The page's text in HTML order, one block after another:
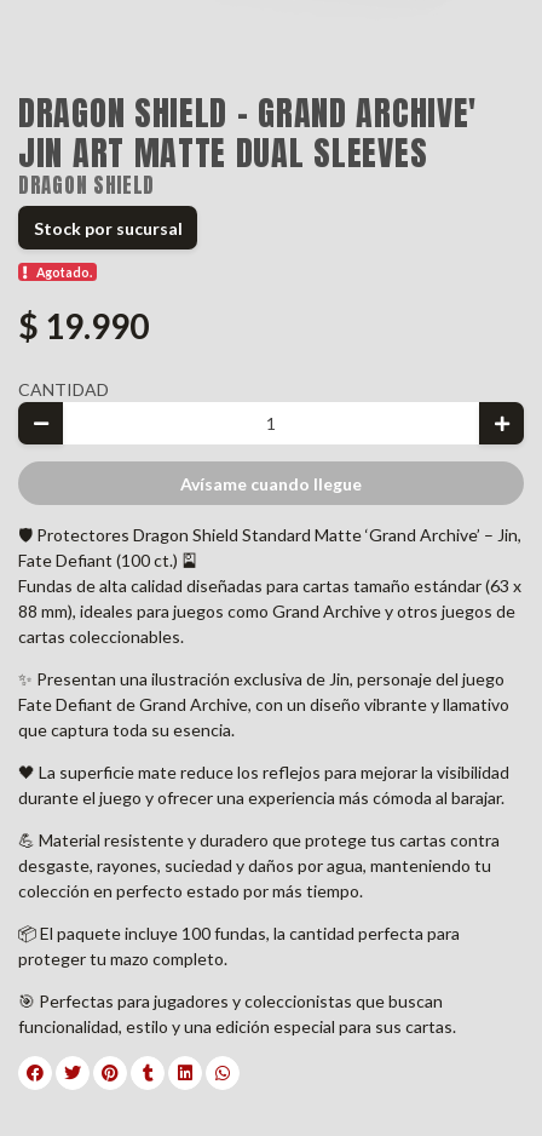
DRAGON SHIELD - GRAND ARCHIVE'
JIN ART MATTE DUAL SLEEVES
DRAGON SHIELD
Stock por sucursal
Agotado.
$ 19.990
CANTIDAD
Avísame cuando llegue
🛡️ Protectores Dragon Shield Standard Matte ‘Grand Archive’ – Jin,
Fate Defiant (100 ct.) 🎴
Fundas de alta calidad diseñadas para cartas tamaño estándar (63 x
88 mm), ideales para juegos como Grand Archive y otros juegos de
cartas coleccionables.
✨ Presentan una ilustración exclusiva de Jin, personaje del juego
Fate Defiant de Grand Archive, con un diseño vibrante y llamativo
que captura toda su esencia.
🖤 La superficie mate reduce los reflejos para mejorar la visibilidad
durante el juego y ofrecer una experiencia más cómoda al barajar.
💪 Material resistente y duradero que protege tus cartas contra
desgaste, rayones, suciedad y daños por agua, manteniendo tu
colección en perfecto estado por más tiempo.
📦 El paquete incluye 100 fundas, la cantidad perfecta para
proteger tu mazo completo.
🎯 Perfectas para jugadores y coleccionistas que buscan
funcionalidad, estilo y una edición especial para sus cartas.